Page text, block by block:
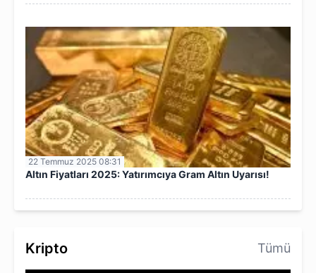
22 Temmuz 2025 08:31
Altın Fiyatları 2025: Yatırımcıya Gram Altın Uyarısı!
Kripto Tümü